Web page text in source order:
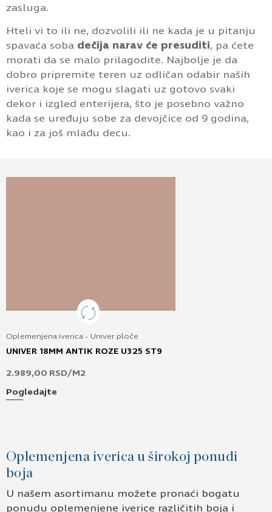
zasluga.
Hteli vi to ili ne, dozvolili ili ne kada je u pitanju
spavaća soba dečija narav će presuditi, pa ćete
morati da se malo prilagodite. Najbolje je da
dobro pripremite teren uz odličan odabir naših
iverica koje se mogu slagati uz gotovo svaki
dekor i izgled enterijera, što je posebno važno
kada se uređuju sobe za devojčice od 9 godina,
kao i za još mlađu decu.
Oplemenjena iverica - Univer ploče
UNIVER 18MM ANTIK ROZE U325 ST9
2.989,00 RSD/M2
Pogledajte
Oplemenjena iverica u širokoj ponudi
boja
U našem asortimanu možete pronaći bogatu
ponudu oplemenjene iverice različitih boja i